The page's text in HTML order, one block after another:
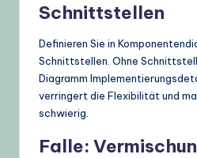
Schnittstellen
Definieren Sie in
Schnittstellen. Ohne
Diagramm
verringert die Flexibilität und
schwierig.
Falle: